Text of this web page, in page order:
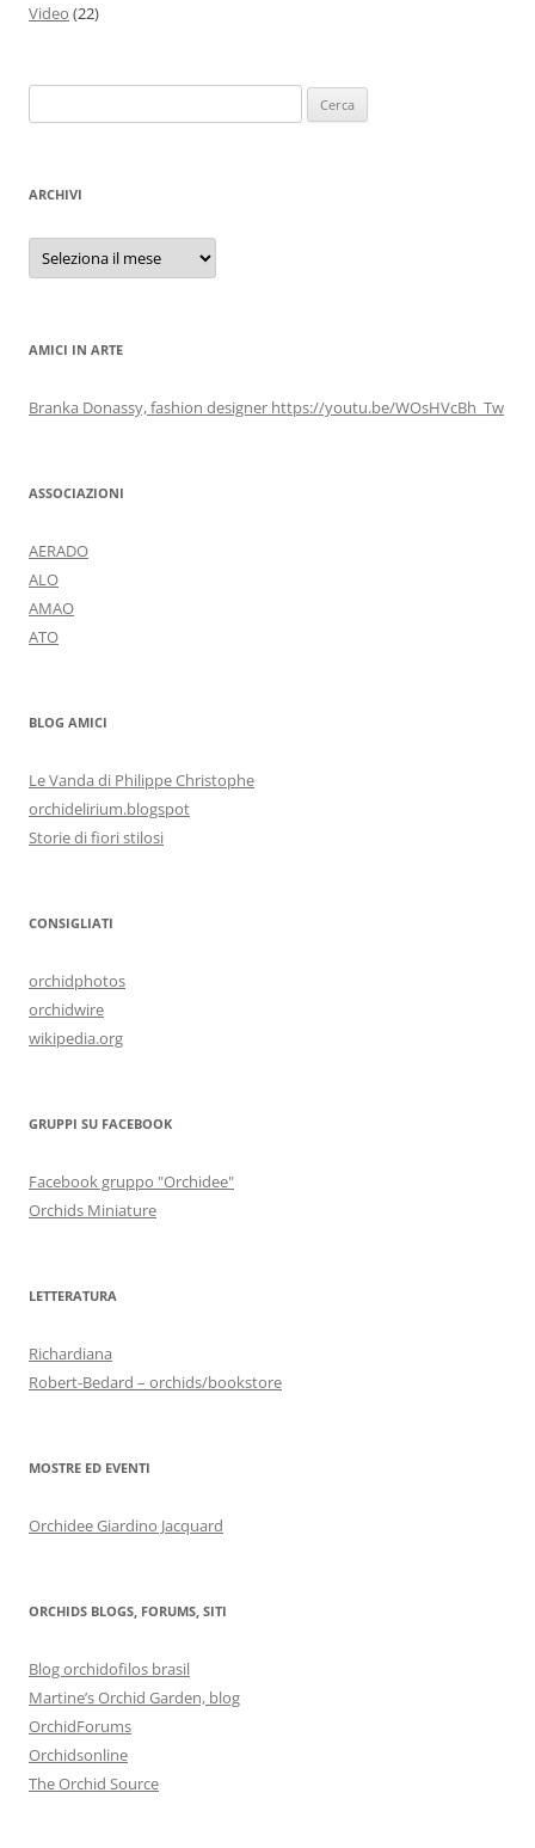
Video (22)
per:
ARCHIVI
Archivi
AMICI IN ARTE
Branka Donassy, fashion designer https://youtu.be/WOsHVcBh_Tw
ASSOCIAZIONI
AERADO
ALO
AMAO
ATO
BLOG AMICI
Le Vanda di Philippe Christophe
orchidelirium.blogspot
Storie di fiori stilosi
CONSIGLIATI
orchidphotos
orchidwire
wikipedia.org
GRUPPI SU FACEBOOK
Facebook gruppo "Orchidee"
Orchids Miniature
LETTERATURA
Richardiana
Robert-Bedard – orchids/bookstore
MOSTRE ED EVENTI
Orchidee Giardino Jacquard
ORCHIDS BLOGS, FORUMS, SITI
Blog orchidofilos brasil
Martine’s Orchid Garden, blog
OrchidForums
Orchidsonline
The Orchid Source